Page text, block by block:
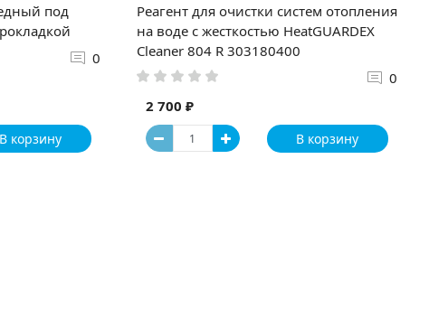
под
0
В корзину
Реагент для очистки систем отопления
на воде с жесткостью HeatGUARDEX
Cleaner 804 R 303180400
0
2 700 ₽
В корзину